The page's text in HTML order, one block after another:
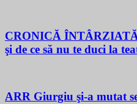
CRONICĂ
şi de ce să nu te duci la
ARR Giurgiu şi-a mutat